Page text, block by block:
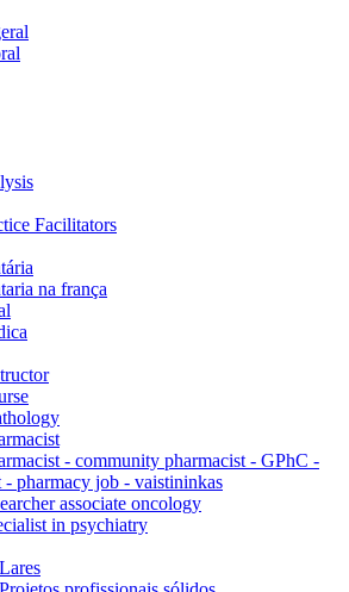
Facilitators
na frança
- community pharmacist - GPhC -
- pharmacy job - vaistininkas
associate oncology
in psychiatry